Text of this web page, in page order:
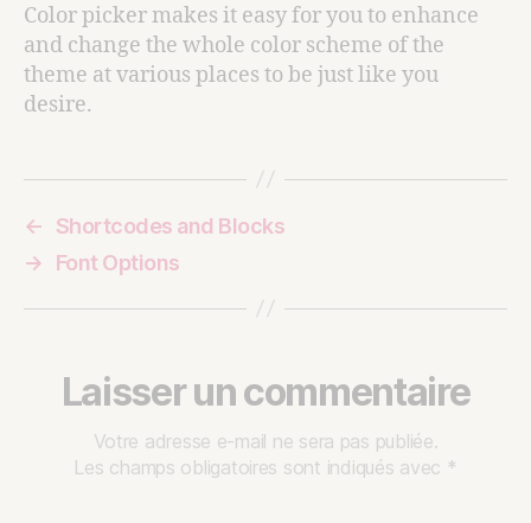
Color picker makes it easy for you to enhance
and change the whole color scheme of the
theme at various places to be just like you
desire.
←
Shortcodes and Blocks
→
Font Options
Laisser un commentaire
Votre adresse e-mail ne sera pas publiée.
Les champs obligatoires sont indiqués avec *